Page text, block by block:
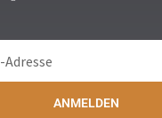
ANMELDEN